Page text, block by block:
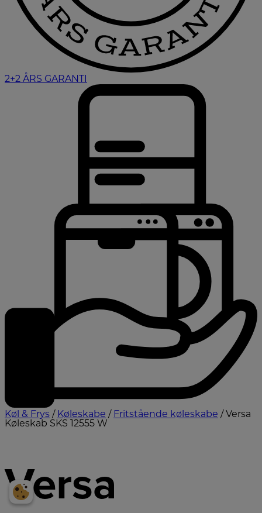
2+2 ÅRS GARANTI
Køl & Frys / Køleskabe / Fritstående køleskabe / Versa
Køleskab SKS 12555 W
Versa